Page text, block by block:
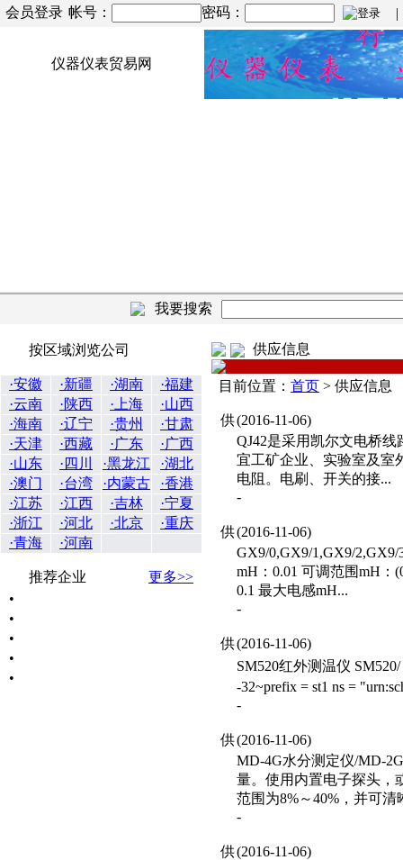
会员登录 帐号： 密码： |
仪器仪表贸易网
我要搜索
按区域浏览公司
·安徽 ·新疆 ·湖南
·福建
·云南
·陕西 ·上海
·山西
·海南
·辽宁 ·贵州
·甘肃
·天津
·西藏 ·广东
·广西
·山东
·四川 ·黑龙江
·湖北
·澳门
·台湾 ·内蒙古
·香港
·江苏
·江西 ·吉林
·宁夏
·浙江
·河北 ·北京
·重庆
·青海
·河南
推荐企业
更多>>
•
•
•
•
•
供应信息
目前位置： 首页 > 供应信息
供(2016-11-06)
QJ42是采用凯尔文电桥
宜工矿企业、实验室及室
电阻。电刷、开关的接...
-
供(2016-11-06)
GX9/0,GX9/1,GX9/
mH：0.01 可调范围mH：
0.1 最大电感mH...
-
供(2016-11-06)
SM520红外测温仪
-32~prefix = st1 ns =
-
供(2016-11-06)
MD-4G水分测定仪/MD-
量。使用内置电子探头，
范围为8%～40%，并可清
-
供(2016-11-06)